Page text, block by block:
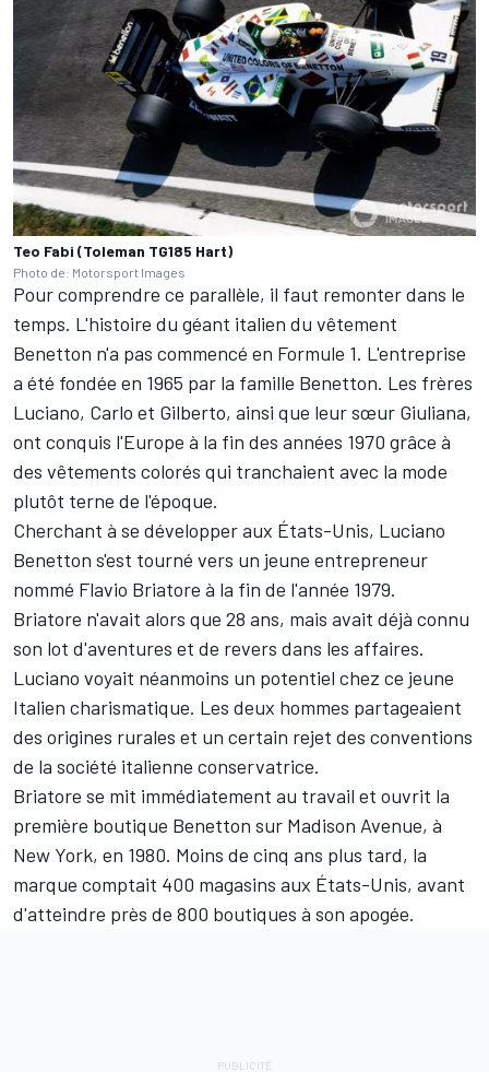
Teo Fabi (Toleman TG185 Hart)
Photo de: Motorsport Images
Pour comprendre ce parallèle, il faut remonter dans le
temps. L'histoire du géant italien du vêtement
Benetton n'a pas commencé en Formule 1. L'entreprise
a été fondée en 1965 par la famille Benetton. Les frères
Luciano, Carlo et Gilberto, ainsi que leur sœur Giuliana,
ont conquis l'Europe à la fin des années 1970 grâce à
des vêtements colorés qui tranchaient avec la mode
plutôt terne de l'époque.
Cherchant à se développer aux États-Unis, Luciano
Benetton s'est tourné vers un jeune entrepreneur
nommé Flavio Briatore à la fin de l'année 1979.
Briatore n'avait alors que 28 ans, mais avait déjà connu
son lot d'aventures et de revers dans les affaires.
Luciano voyait néanmoins un potentiel chez ce jeune
Italien charismatique. Les deux hommes partageaient
des origines rurales et un certain rejet des conventions
de la société italienne conservatrice.
Briatore se mit immédiatement au travail et ouvrit la
première boutique Benetton sur Madison Avenue, à
New York, en 1980. Moins de cinq ans plus tard, la
marque comptait 400 magasins aux États-Unis, avant
d'atteindre près de 800 boutiques à son apogée.